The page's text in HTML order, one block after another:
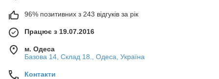
96% позитивних з 243 відгуків за рік
Працює з 19.07.2016
м. Одеса
Базова 14, Склад 18., Одеса, Україна
Контакти